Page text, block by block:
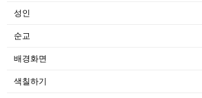
성인
순교
배경화면
색칠하기